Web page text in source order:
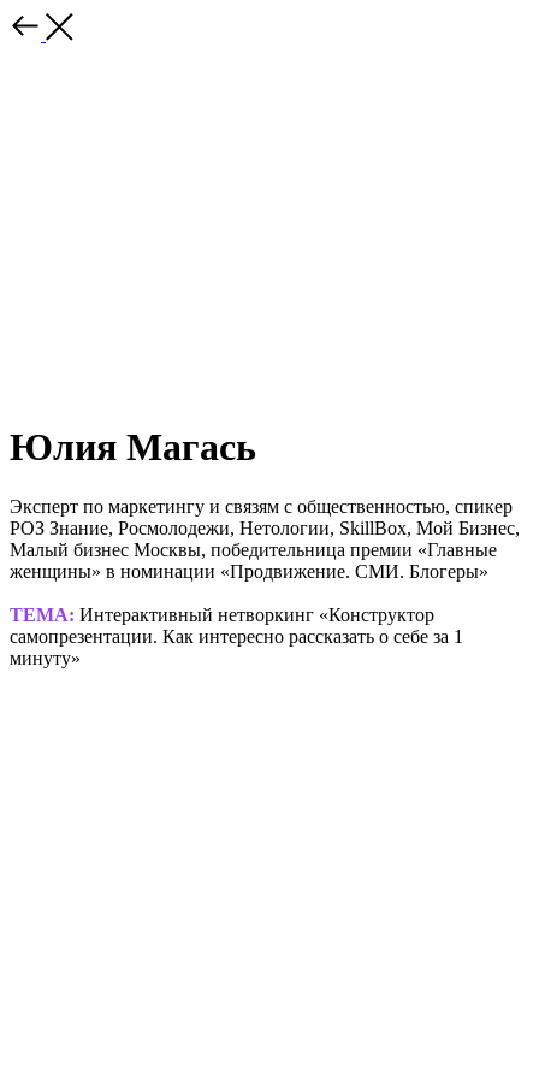
Юлия Магась
Эксперт по маркетингу и связям с общественностью, спикер
РОЗ Знание, Росмолодежи, Нетологии, SkillBox, Мой Бизнес,
Малый бизнес Москвы, победительница премии «Главные
женщины» в номинации «Продвижение. СМИ. Блогеры»
ТЕМА: Интерактивный нетворкинг «Конструктор
самопрезентации. Как интересно рассказать о себе за 1
минуту»